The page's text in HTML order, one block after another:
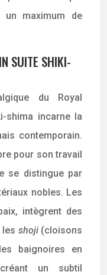
maximum de
SUITE SHIKI-
du Royal
shima incarne la
contemporain.
pour son travail
se distingue par
nobles. Les
intègrent des
les shoji (cloisons
baignoires en
un subtil